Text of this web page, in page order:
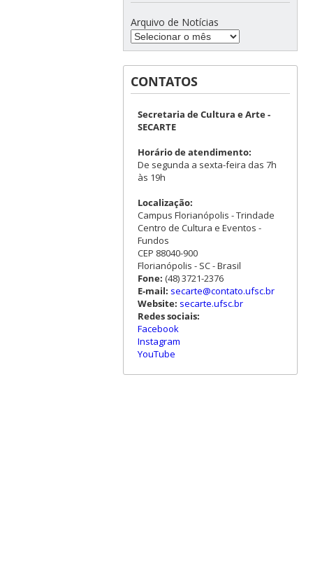
Arquivo de Notícias
CONTATOS
Secretaria de Cultura e Arte -
SECARTE
Horário de atendimento:
De segunda a sexta-feira das 7h
às 19h
Localização:
Campus Florianópolis - Trindade
Centro de Cultura e Eventos -
Fundos
CEP 88040-900
Florianópolis - SC - Brasil
Fone: (48) 3721-2376
E-mail: secarte@contato.ufsc.br
Website: secarte.ufsc.br
Redes sociais:
Facebook
Instagram
YouTube